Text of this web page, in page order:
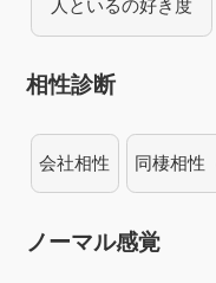
人といるの好き度
相性診断
会社相性 同棲相性
ノーマル感覚